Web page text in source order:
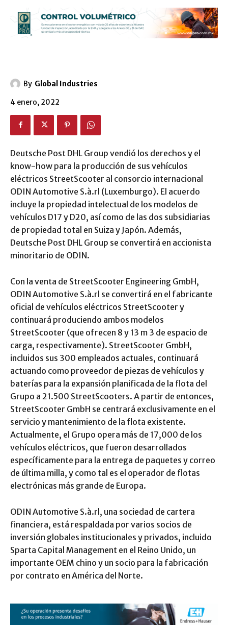
By Global Industries
4 enero, 2022
Deutsche Post DHL Group vendió los derechos y el
know-how para la producción de sus vehículos
eléctricos StreetScooter al consorcio internacional
ODIN Automotive S.à.rl (Luxemburgo). El acuerdo
incluye la propiedad intelectual de los modelos de
vehículos D17 y D20, así como de las dos subsidiarias
de propiedad total en Suiza y Japón. Además,
Deutsche Post DHL Group se convertirá en accionista
minoritario de ODIN.
Con la venta de StreetScooter Engineering GmbH,
ODIN Automotive S.à.rl se convertirá en el fabricante
oficial de vehículos eléctricos StreetScooter y
continuará produciendo ambos modelos
StreetScooter (que ofrecen 8 y 13 m 3 de espacio de
carga, respectivamente). StreetScooter GmbH,
incluidos sus 300 empleados actuales, continuará
actuando como proveedor de piezas de vehículos y
baterías para la expansión planificada de la flota del
Grupo a 21.500 StreetScooters. A partir de entonces,
StreetScooter GmbH se centrará exclusivamente en el
servicio y mantenimiento de la flota existente.
Actualmente, el Grupo opera más de 17,000 de los
vehículos eléctricos, que fueron desarrollados
específicamente para la entrega de paquetes y correo
de última milla, y como tal es el operador de flotas
electrónicas más grande de Europa.
ODIN Automotive S.à.rl, una sociedad de cartera
financiera, está respaldada por varios socios de
inversión globales institucionales y privados, incluido
Sparta Capital Management en el Reino Unido, un
importante OEM chino y un socio para la fabricación
por contrato en América del Norte.